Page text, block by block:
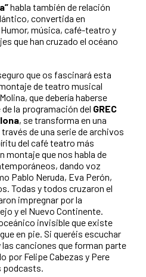
habla también de relación
convertida en
música, café-teatro y
que han cruzado el océano
que os fascinará esta
de teatro musical
que debería haberse
la programación del GREC
, se transforma en una
través de una serie de archivos
del café teatro más
montaje que nos habla de
dando voz
Pablo Neruda, Eva Perón,
Todas y todos cruzaron el
impregnar por la
y el Nuevo Continente.
invisible que existe
en pie. Si queréis escuchar
canciones que forman parte
por Felipe Cabezas y Pere
podcasts.